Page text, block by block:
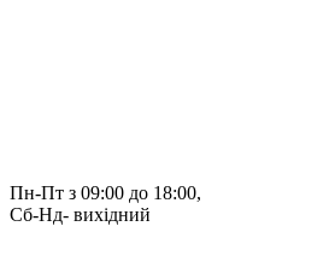
Пн-Пт з 09:00 до 18:00,
Сб-Нд- вихідний